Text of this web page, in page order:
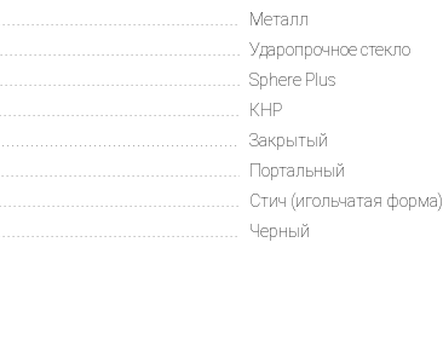
Металл
Ударопрочное стекло
Sphere Plus
КНР
Закрытый
Портальный
Стич (игольчатая форма)
Черный